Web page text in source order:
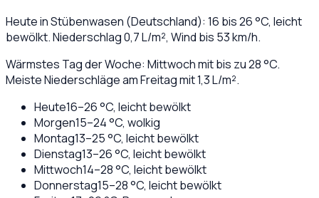
Heute inStübenwasen (Deutschland): 16 bis26°C, leicht
bewölkt. Niederschlag0,7L/m², Wind bis 53km/h.
Wärmstes Tag der Woche: Mittwoch mit bis zu 28 °C.
Meiste Niederschläge am Freitag mit 1,3 L/m².
Heute16–26°C, leicht bewölkt
Morgen15–24°C, wolkig
Montag13–25°C, leicht bewölkt
Dienstag13–26°C, leicht bewölkt
Mittwoch14–28°C, leicht bewölkt
Donnerstag15–28°C, leicht bewölkt